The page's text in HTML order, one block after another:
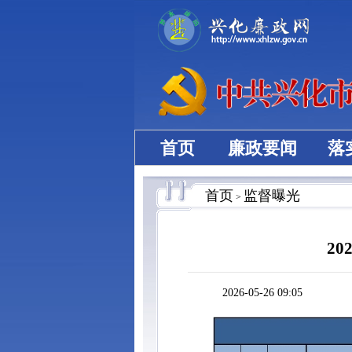
首页 廉政要闻 落
首页 > 监督曝光
2026-05-26 09:05